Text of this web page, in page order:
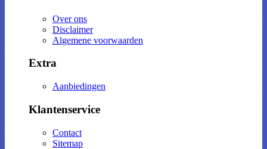
Over ons
Disclaimer
Algemene voorwaarden
Extra
Aanbiedingen
Klantenservice
Contact
Sitemap